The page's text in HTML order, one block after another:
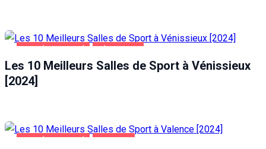
Les 10 Meilleurs Salles de Sport à Vénissieux
[2024]